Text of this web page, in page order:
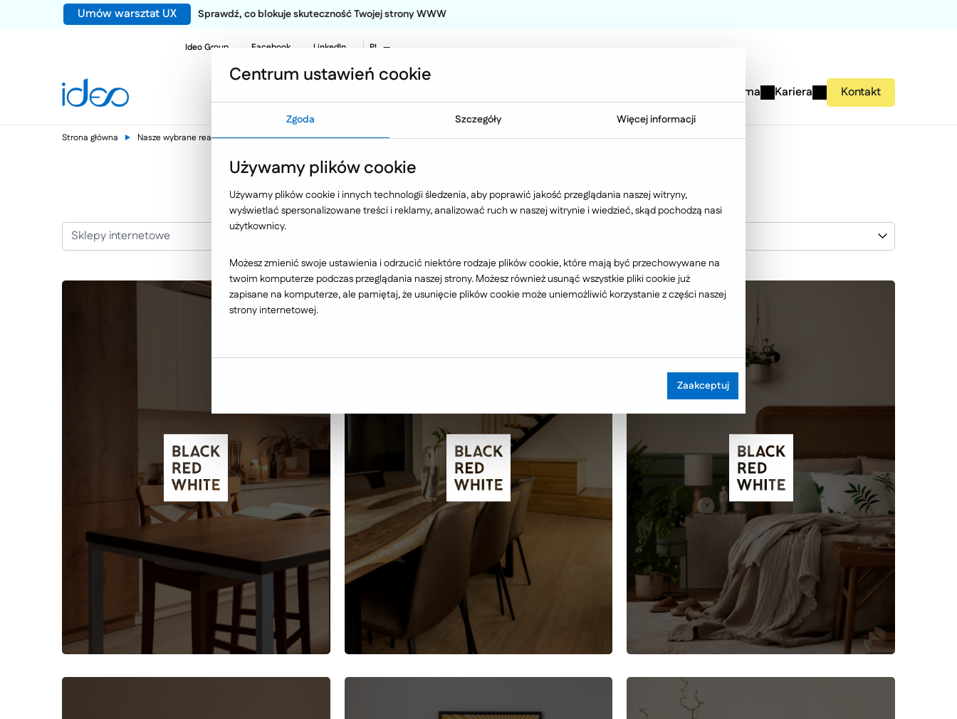
Umów warsztat UX Sprawdź, co blokuje skuteczność Twojej strony WWW
Ideo Group Facebook LinkedIn
PL
EN
NO
Firma Kariera Kontakt
Strona główna Nasze wybrane realizacje Sklepy internetowe Black Red White
Sklepy internetowe
Centrum ustawień cookie
Zgoda Szczegóły Więcej informacji
Używamy plików cookie
Używamy plików cookie i innych technologii śledzenia, aby poprawić jakość przeglądania naszej witryny,
wyświetlać spersonalizowane treści i reklamy, analizować ruch w naszej witrynie i wiedzieć, skąd pochodzą nasi
użytkownicy.
Możesz zmienić swoje ustawienia i odrzucić niektóre rodzaje plików cookie, które mają być przechowywane na
twoim komputerze podczas przeglądania naszej strony. Możesz również usunąć wszystkie pliki cookie już
zapisane na komputerze, ale pamiętaj, że usunięcie plików cookie może uniemożliwić korzystanie z części naszej
strony internetowej.
Zaakceptuj